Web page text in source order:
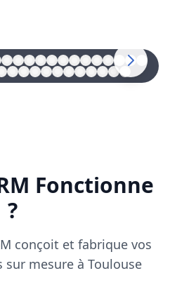
Fonctionne
?
conçoit et fabrique vos
mesure à Toulouse